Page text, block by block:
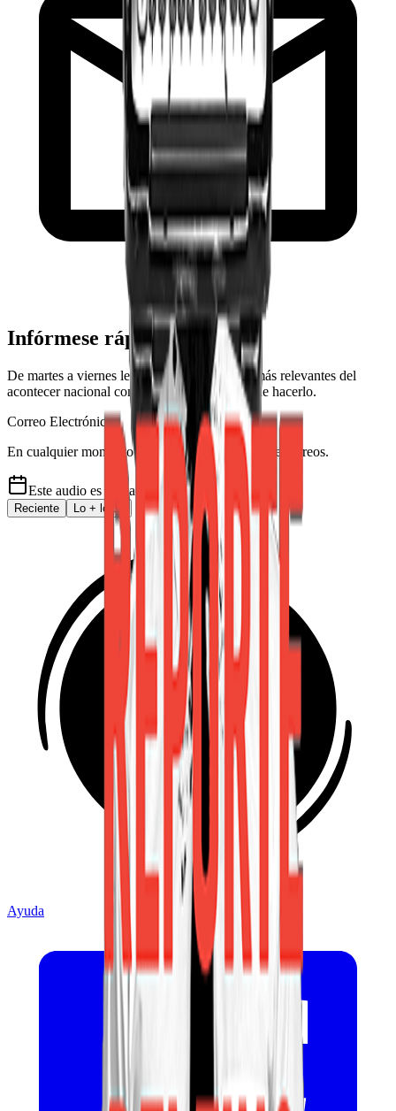
Infórmese rápido y gratis
De martes a viernes le contamos las noticias más relevantes del
acontecer nacional como solo Delfino.cr puede hacerlo.
Correo Electrónico
En cualquier momento puede salirse de la lista de correos.
Este audio es de hace 4 años
Reciente Lo + leído
Ayuda